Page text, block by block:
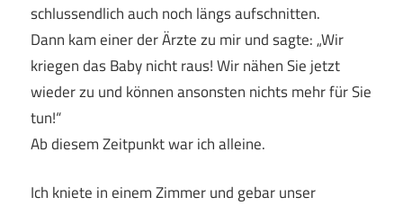
schlussendlich auch noch längs aufschnitten.
Dann kam einer der Ärzte zu mir und sagte: „Wir
kriegen das Baby nicht raus! Wir nähen Sie jetzt
wieder zu und können ansonsten nichts mehr für Sie
tun!“
Ab diesem Zeitpunkt war ich alleine.
Ich kniete in einem Zimmer und gebar unser